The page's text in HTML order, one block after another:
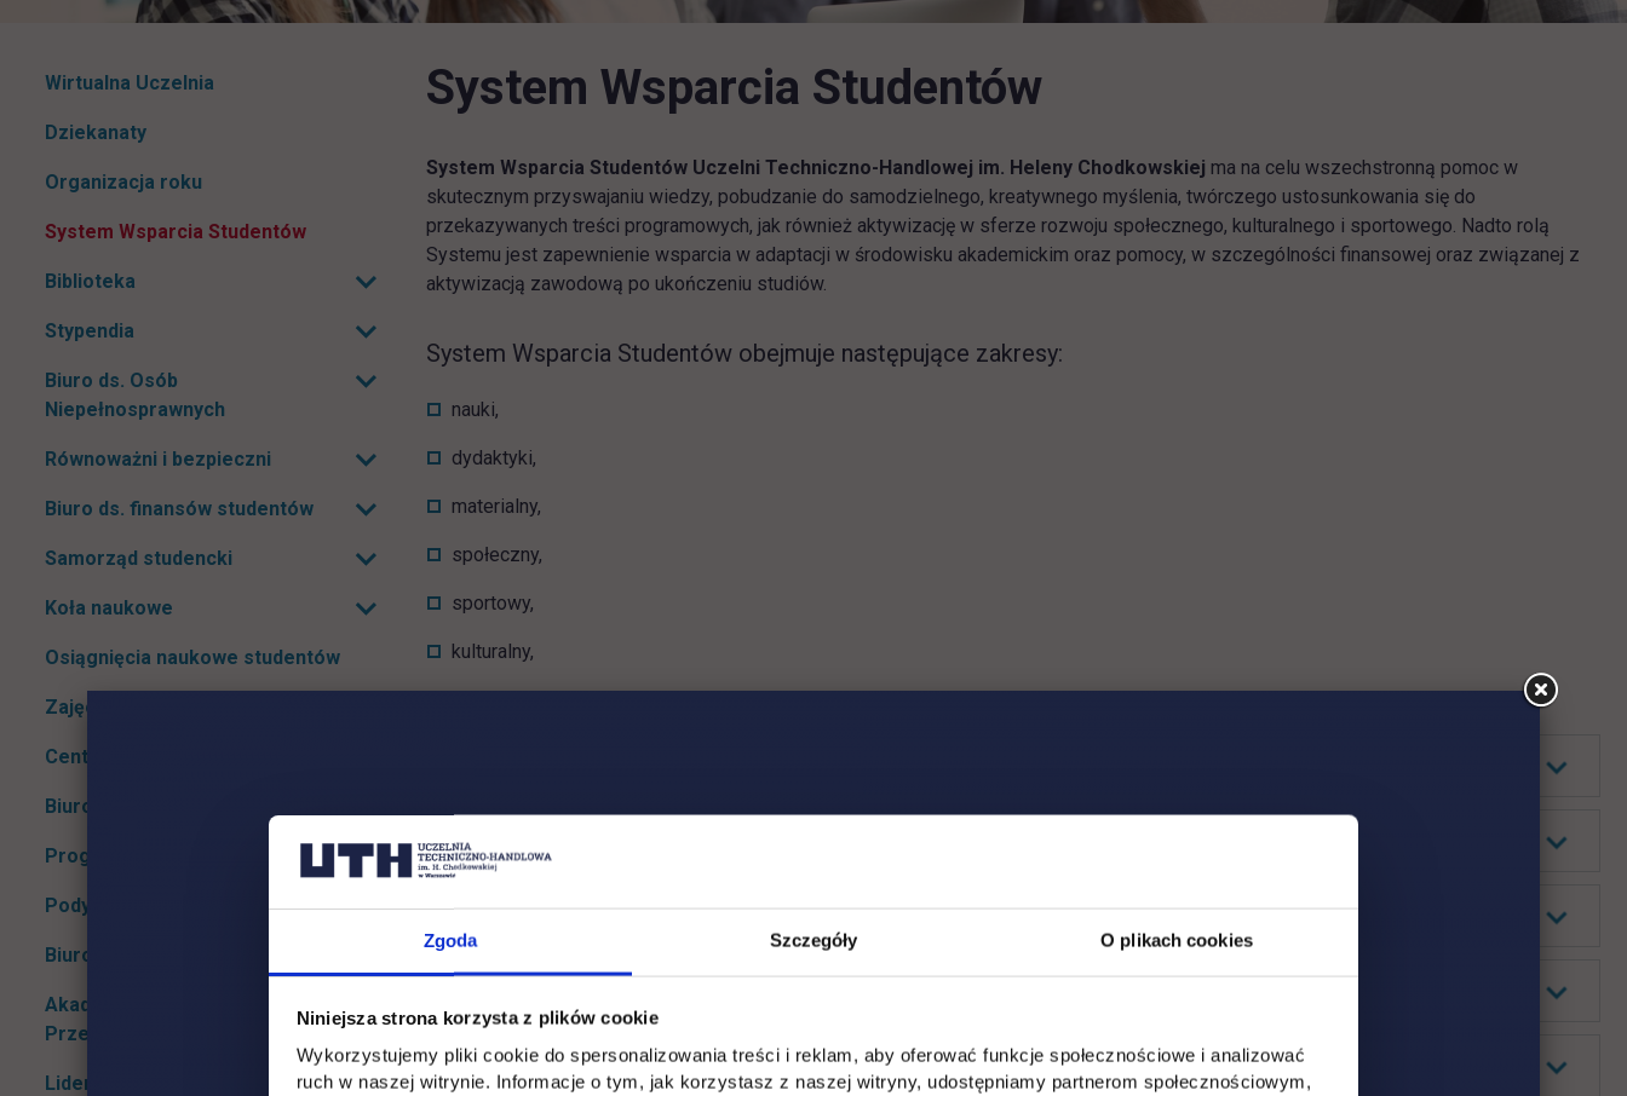
Zgoda Szczegóły O plikach cookies
Niniejsza strona korzysta z plików cookie
Wykorzystujemy pliki cookie do spersonalizowania treści i reklam, aby oferować funkcje społecznościowe i analizować
ruch w naszej witrynie. Informacje o tym, jak korzystasz z naszej witryny, udostępniamy partnerom społecznościowym,
Pomiń
Wirtualna Uczelnia
Dziekanaty
Organizacja roku
System Wsparcia Studentów
Biblioteka Rozwiń podmenu
Stypendia Rozwiń podmenu
Biuro ds. Osób
Niepełnosprawnych
Rozwiń podmenu
Równoważni i bezpieczni Rozwiń podmenu
Biuro ds. finansów studentów Rozwiń podmenu
Samorząd studencki Rozwiń podmenu
Koła naukowe Rozwiń podmenu
Osiągnięcia naukowe studentów
Zajęcia sportowe
Centrum Języków Obcych Rozwiń podmenu
Biuro karier Rozwiń podmenu
Program Erasmus+
Podyplomowe Rozwiń podmenu
Biuro Projektów Unijnych
Akademicki Inkubator
Przedsiębiorczości UTH
Liderzy Kierunków
System Wsparcia Studentów
System Wsparcia Studentów Uczelni Techniczno-Handlowej im. Heleny Chodkowskiej ma na celu wszechstronną pomoc w
skutecznym przyswajaniu wiedzy, pobudzanie do samodzielnego, kreatywnego myślenia, twórczego ustosunkowania się do
przekazywanych treści programowych, jak również aktywizację w sferze rozwoju społecznego, kulturalnego i sportowego. Nadto rolą
Systemu jest zapewnienie wsparcia w adaptacji w środowisku akademickim oraz pomocy, w szczególności finansowej oraz związanej z
aktywizacją zawodową po ukończeniu studiów.
System Wsparcia Studentów obejmuje następujące zakresy:
nauki,
dydaktyki,
materialny,
społeczny,
sportowy,
kulturalny,
System wsparcia w zakresie dydaktyki
System wsparcia w zakresie materialnym
System wsparcia w zakresie sportowym